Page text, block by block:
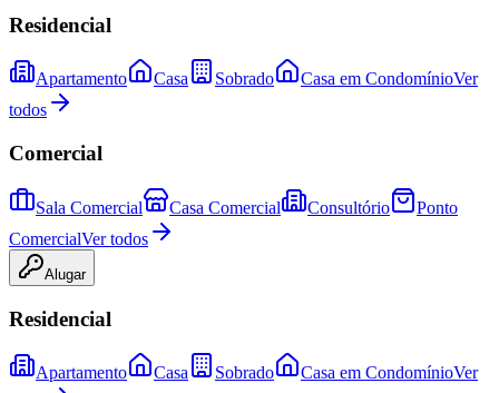
Residencial
Apartamento Casa Sobrado Casa em CondomínioVer
todos
Comercial
Sala Comercial Casa Comercial Consultório
Ponto
ComercialVer todos
Alugar
Residencial
Apartamento Casa Sobrado Casa em CondomínioVer